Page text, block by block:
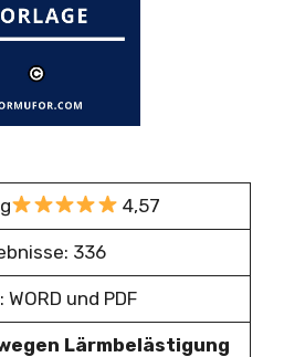
4,57
336
und PDF
Lärmbelästigung